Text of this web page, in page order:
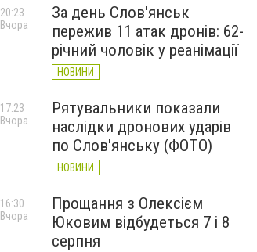
За день Слов'янськ
пережив 11 атак дронів: 62-
річний чоловік у реанімації
НОВИНИ
20:23
Вчора
Рятувальники показали
наслідки дронових ударів
по Слов'янську (ФОТО)
НОВИНИ
17:23
Вчора
Прощання з Олексієм
Юковим відбудеться 7 і 8
серпня
16:30
Вчора